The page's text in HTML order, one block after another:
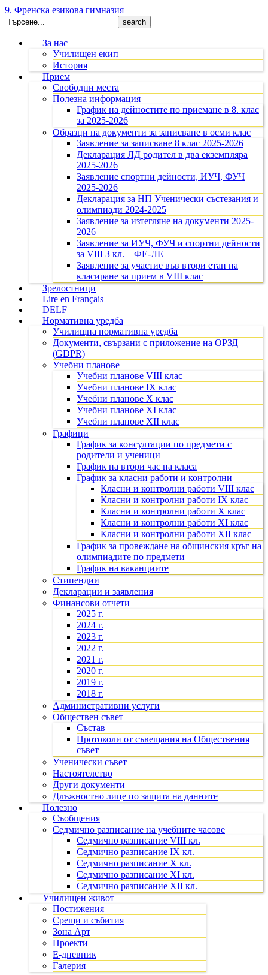
9. Френска езикова гимназия
Search
for:
За нас
Училищен екип
История
Прием
Свободни места
Полезна информация
График на дейностите по приемане в 8. клас
за 2025-2026
Образци на документи за записване в осми клас
Заявление за записване 8 клас 2025-2026
Декларация ЛД родител в два екземпляра
2025-2026
Заявление спортни дейности, ИУЧ, ФУЧ
2025-2026
Декларация за НП Ученически състезания и
олимпиади 2024-2025
Заявление за изтегляне на документи 2025-
2026
Заявление за ИУЧ, ФУЧ и спортни дейности
за VIII З кл. – ФЕ-ЛЕ
Заявление за участие във втори етап на
класиране за прием в VIII клас
Зрелостници
Lire en Français
DELF
Нормативна уредба
Училищна нормативна уредба
Документи, свързани с приложение на ОРЗД
(GDPR)
Учебни планове
Учебни планове VIII клас
Учебни планове IX клас
Учебни планове X клас
Учебни планове XI клас
Учебни планове XII клас
Графици
График за консултации по предмети с
родители и ученици
График на втори час на класа
График за класни работи и контролни
Класни и контролни работи VIII клас
Класни и контролни работи IX клас
Класни и контролни работи X клас
Класни и контролни работи XI клас
Класни и контролни работи XII клас
График за провеждане на общинския кръг на
олимпиадите по предмети
График на ваканциите
Стипендии
Декларации и заявления
Финансови отчети
2025 г.
2024 г.
2023 г.
2022 г.
2021 г.
2020 г.
2019 г.
2018 г.
Административни услуги
Обществен съвет
Състав
Протоколи от съвещания на Обществения
съвет
Ученически съвет
Настоятелство
Други документи
Длъжностно лице по защита на данните
Полезно
Съобщения
Седмично разписание на учебните часове
Седмично разписание VIII кл.
Седмично разписание IX кл.
Седмично разписание X кл.
Седмично разписание XI кл.
Седмично разписание XII кл.
Училищен живот
Постижения
Срещи и събития
Зона Арт
Проекти
Е-дневник
Галерия